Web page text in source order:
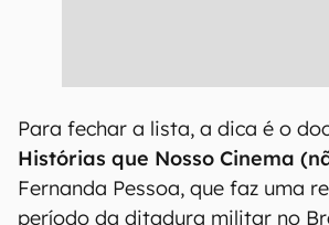
Para fechar a lista, a dica é o
Histórias que Nosso Cinema
Fernanda Pessoa, que faz uma
período da ditadura militar no